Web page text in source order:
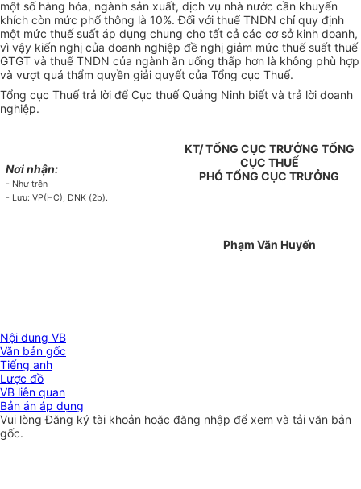
một số hàng hóa, ngành sản xuất, dịch vụ nhà nước cần khuyến
khích còn mức phổ thông là 10%. Đối với thuế TNDN chỉ quy định
một mức thuế suất áp dụng chung cho tất cả các cơ sở kinh doanh,
vì vậy kiến nghị của doanh nghiệp đề nghị giảm mức thuế suất thuế
GTGT và thuế TNDN của ngành ăn uống thấp hơn là không phù hợp
và vượt quá thẩm quyền giải quyết của Tổng cục Thuế.
Tổng cục Thuế trả lời để Cục thuế Quảng Ninh biết và trả lời doanh
nghiệp.
Nơi nhận:
- Như trên
- Lưu: VP(HC), DNK (2b).
KT/ TỔNG CỤC TRƯỞNG TỔNG
CỤC THUẾ
PHÓ TỔNG CỤC TRƯỞNG
Phạm Văn Huyến
Nội dung VB
Văn bản gốc
Tiếng anh
Lược đồ
VB liên quan
Bản án áp dụng
Vui lòngĐăng ký tài khoản hoặc đăng nhập để xem và tải văn bản
gốc.